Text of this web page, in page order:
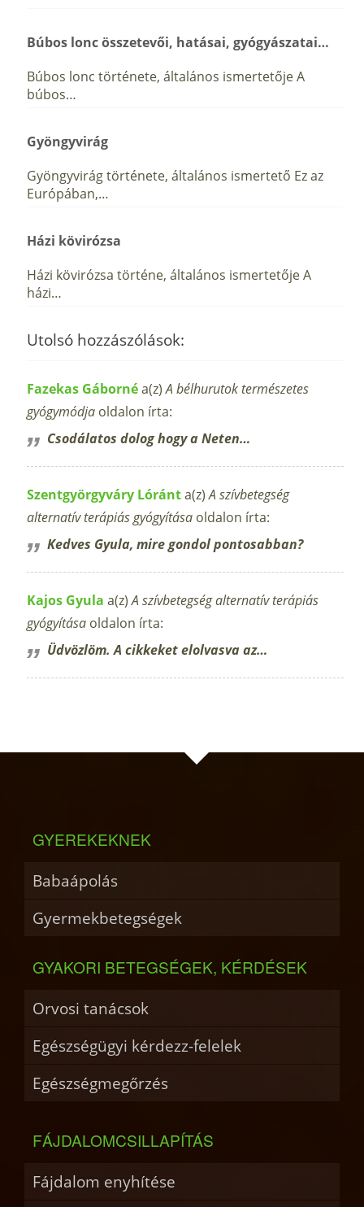
Búbos lonc összetevői, hatásai, gyógyászatai…
Búbos lonc története, általános ismertetője A
búbos…
Gyöngyvirág
Gyöngyvirág története, általános ismertető Ez az
Európában,…
Házi kövirózsa
Házi kövirózsa történe, általános ismertetője A
házi…
Utolsó hozzászólások:
Fazekas Gábornéa(z)A bélhurutok természetes
gyógymódja oldalon írta:
Csodálatos dolog hogy a Neten…
Szentgyörgyváry Lóránta(z)A szívbetegség
alternatív terápiás gyógyítása oldalon írta:
Kedves Gyula, mire gondol pontosabban?
Kajos Gyula a(z)A szívbetegség alternatív terápiás
gyógyítása oldalon írta:
Üdvözlöm. A cikkeket elolvasva az…
GYEREKEKNEK
Babaápolás
Gyermekbetegségek
GYAKORI BETEGSÉGEK, KÉRDÉSEK
Orvosi tanácsok
Egészségügyi kérdezz-felelek
Egészségmegőrzés
FÁJDALOMCSILLAPÍTÁS
Fájdalom enyhítése